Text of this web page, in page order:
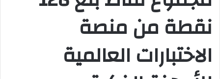
نقطة من منصة
الاختبارات العالمية